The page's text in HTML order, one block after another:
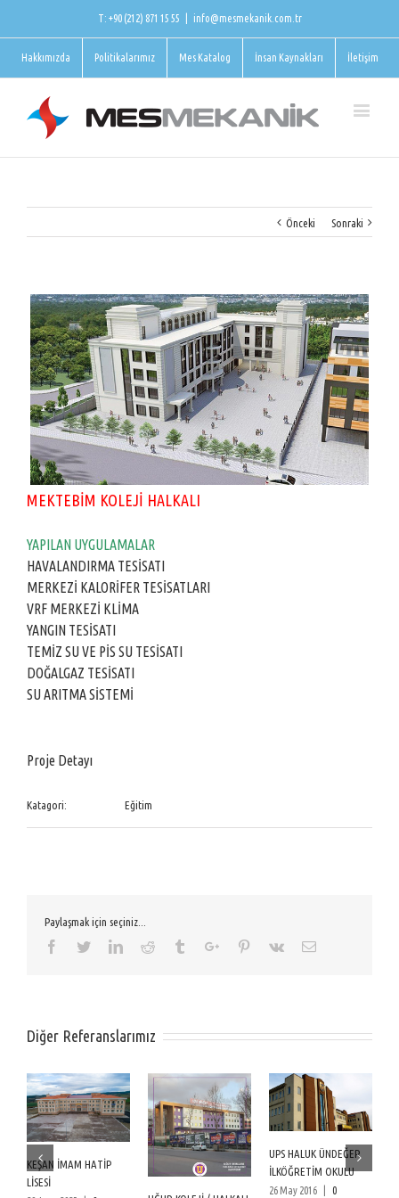
T: +90 (212) 871 15 55 info@mesmekanik.com.tr
Hakkımızda Politikalarımız Mes Katalog İnsan Kaynakları İletişim
Önceki Sonraki
MEKTEBİM KOLEJİ HALKALI
YAPILAN UYGULAMALAR
HAVALANDIRMA TESİSATI
MERKEZİ KALORİFER TESİSATLARI
VRF MERKEZİ KLİMA
YANGIN TESİSATI
TEMİZ SU VE PİS SU TESİSATI
DOĞALGAZ TESİSATI
SU ARITMA SİSTEMİ
Proje Detayı
Katagori: Eğitim
Paylaşmak için seçiniz...
Facebook
TwitterLinkedinReddit TumblrGoogle+Pinterest
Vk Email
Diğer Referanslarımız
KEŞAN İMAM HATİP
LİSESİ
UPS HALUK ÜNDEĞER
İLKÖĞRETİM OKULU
26 May 2016
0